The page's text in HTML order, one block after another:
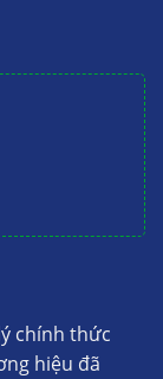
chính thức
hiệu đã